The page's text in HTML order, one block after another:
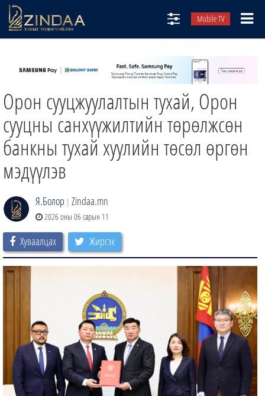
Mobile TV
ТВ8
ӨГЛӨӨНИЙ СОНИН
АУДИО ЗОХИОЛ
ЗИНДАА СЭТГҮҮЛ
Орон сууцжуулалтын тухай, Орон
сууцны санхүүжилтийн төрөлжсөн
банкны тухай хуулийн төсөл өргөн
мэдүүлэв
Я.Болор | Zindaa.mn
2026 оны 06 сарын 11
Хуваалцах Жиргэх